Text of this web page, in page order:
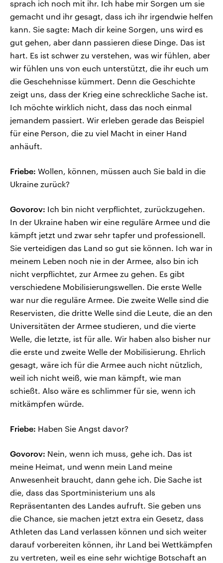
sprach ich noch mit ihr. Ich habe mir Sorgen um sie
gemacht und ihr gesagt, dass ich ihr irgendwie helfen
kann. Sie sagte: Mach dir keine Sorgen, uns wird es
gut gehen, aber dann passieren diese Dinge. Das ist
hart. Es ist schwer zu verstehen, was wir fühlen, aber
wir fühlen uns von euch unterstützt, die ihr euch um
die Geschehnisse kümmert. Denn die Geschichte
zeigt uns, dass der Krieg eine schreckliche Sache ist.
Ich möchte wirklich nicht, dass das noch einmal
jemandem passiert. Wir erleben gerade das Beispiel
für eine Person, die zu viel Macht in einer Hand
anhäuft.
Friebe: Wollen, können, müssen auch Sie bald in die
Ukraine zurück?
Govorov: Ich bin nicht verpflichtet, zurückzugehen.
In der Ukraine haben wir eine reguläre Armee und die
kämpft jetzt und zwar sehr tapfer und professionell.
Sie verteidigen das Land so gut sie können. Ich war in
meinem Leben noch nie in der Armee, also bin ich
nicht verpflichtet, zur Armee zu gehen. Es gibt
verschiedene Mobilisierungswellen. Die erste Welle
war nur die reguläre Armee. Die zweite Welle sind die
Reservisten, die dritte Welle sind die Leute, die an den
Universitäten der Armee studieren, und die vierte
Welle, die letzte, ist für alle. Wir haben also bisher nur
die erste und zweite Welle der Mobilisierung. Ehrlich
gesagt, wäre ich für die Armee auch nicht nützlich,
weil ich nicht weiß, wie man kämpft, wie man
schießt. Also wäre es schlimmer für sie, wenn ich
mitkämpfen würde.
Friebe: Haben Sie Angst davor?
Govorov: Nein, wenn ich muss, gehe ich. Das ist
meine Heimat, und wenn mein Land meine
Anwesenheit braucht, dann gehe ich. Die Sache ist
die, dass das Sportministerium uns als
Repräsentanten des Landes aufruft. Sie geben uns
die Chance, sie machen jetzt extra ein Gesetz, dass
Athleten das Land verlassen können und sich weiter
darauf vorbereiten können, ihr Land bei Wettkämpfen
zu vertreten, weil es eine sehr wichtige Botschaft an